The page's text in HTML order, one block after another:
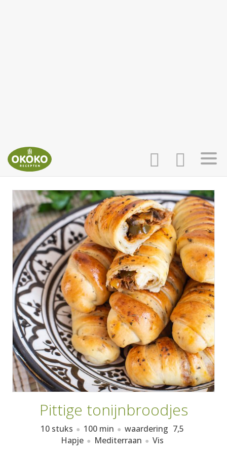
INLOGGEN
AANMELDEN
HOME
RECEPTEN
WEEKMENU'S
KOOKBOEKEN
Pittige tonijnbroodjes
10 stuks 100 min waardering 7,5
Hapje
Mediterraan Vis